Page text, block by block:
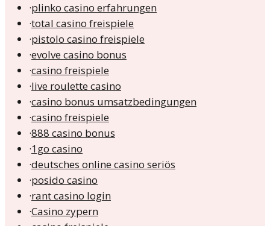
·plinko casino erfahrungen
·total casino freispiele
·pistolo casino freispiele
·evolve casino bonus
·casino freispiele
·live roulette casino
·casino bonus umsatzbedingungen
·casino freispiele
·888 casino bonus
·1go casino
·deutsches online casino seriös
·posido casino
·rant casino login
·Casino zypern